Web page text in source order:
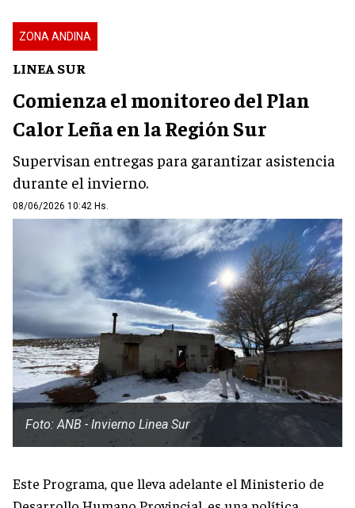
ZONA ANDINA
LINEA SUR
Comienza el monitoreo del Plan
Calor Leña en la Región Sur
Supervisan entregas para garantizar asistencia
durante el invierno.
08/06/2026 10:42 Hs.
Foto: ANB - Invierno Linea Sur
Este Programa, que lleva adelante el Ministerio de